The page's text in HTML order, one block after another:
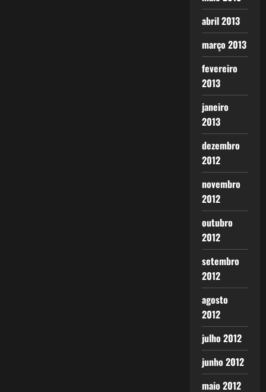
abril 2013
março 2013
fevereiro
2013
janeiro
2013
dezembro
2012
novembro
2012
outubro
2012
setembro
2012
agosto
2012
julho 2012
junho 2012
maio 2012